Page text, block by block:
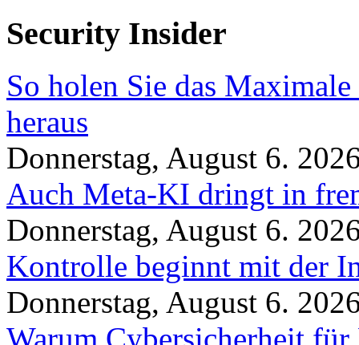
Security Insider
So holen Sie das
heraus
Donnerstag, August 6.
Auch Meta-KI dringt in
Donnerstag, August 6.
Kontrolle beginnt mit der
Donnerstag, August 6.
Warum Cybersicherheit für